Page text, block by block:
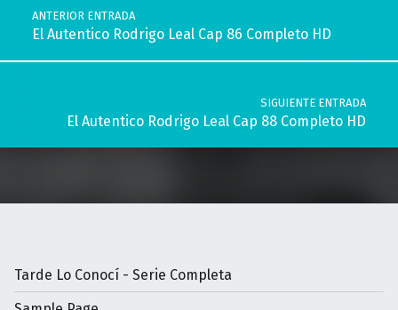
ANTERIOR ENTRADA
El Autentico Rodrigo Leal Cap 86 Completo HD
SIGUIENTE ENTRADA
El Autentico Rodrigo Leal Cap 88 Completo HD
Tarde Lo Conocí - Serie Completa